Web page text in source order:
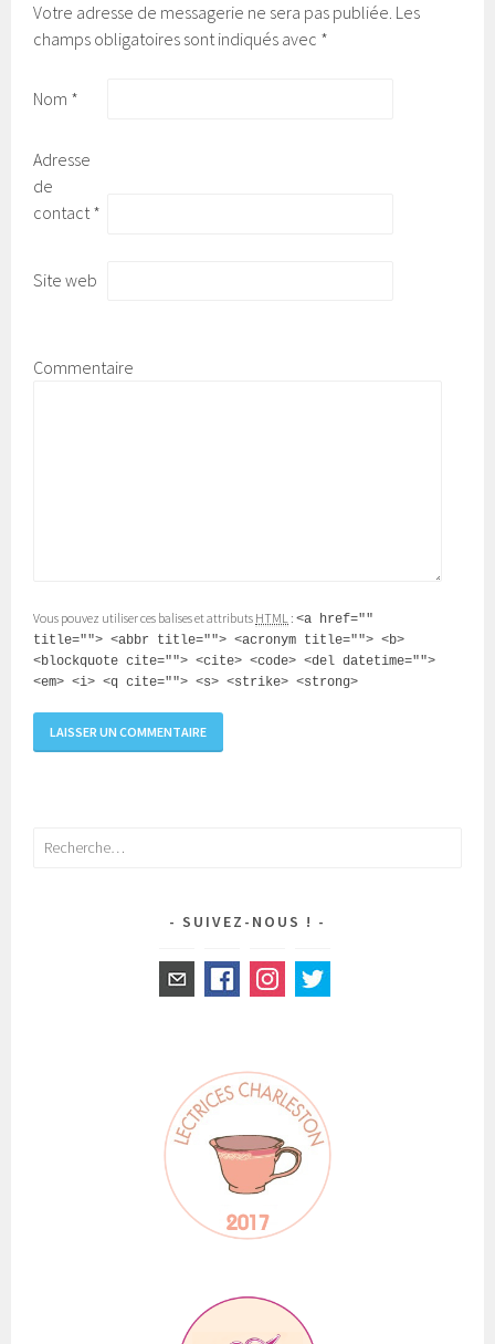
Votre adresse de messagerie ne sera pas publiée. Les
champs obligatoires sont indiqués avec *
Nom *
Adresse
de
contact*
Site web
Commentaire
Vous pouvez utiliser ces balises et attributs HTML :<a href=""
title=""> <abbr title=""> <acronym title=""> <b>
<blockquote cite=""> <cite> <code> <del datetime="">
<em> <i> <q cite=""> <s> <strike> <strong>
Rechercher :
SUIVEZ-NOUS !